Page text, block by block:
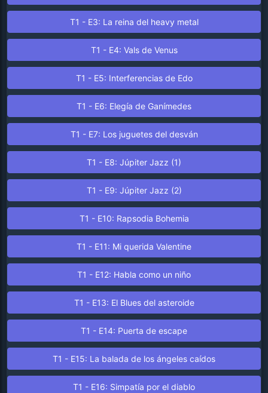
T1 - E3: La reina del heavy metal
T1 - E4: Vals de Venus
T1 - E5: Interferencias de Edo
T1 - E6: Elegía de Ganímedes
T1 - E7: Los juguetes del desván
T1 - E8: Júpiter Jazz (1)
T1 - E9: Júpiter Jazz (2)
T1 - E10: Rapsodia Bohemia
T1 - E11: Mi querida Valentine
T1 - E12: Habla como un niño
T1 - E13: El Blues del asteroide
T1 - E14: Puerta de escape
T1 - E15: La balada de los ángeles caídos
T1 - E16: Simpatía por el diablo